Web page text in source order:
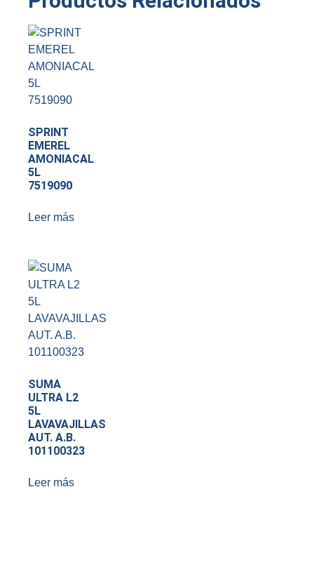
SPRINT
EMEREL
AMONIACAL
5L
7519090
Leer más
SUMA
ULTRA L2
5L
LAVAVAJILLAS
AUT. A.B.
101100323
Leer más